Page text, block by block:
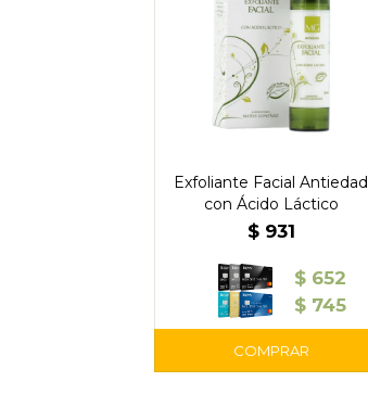
Exfoliante Facial Antiedad
con Ácido Láctico
$ 931
$ 652
$ 745